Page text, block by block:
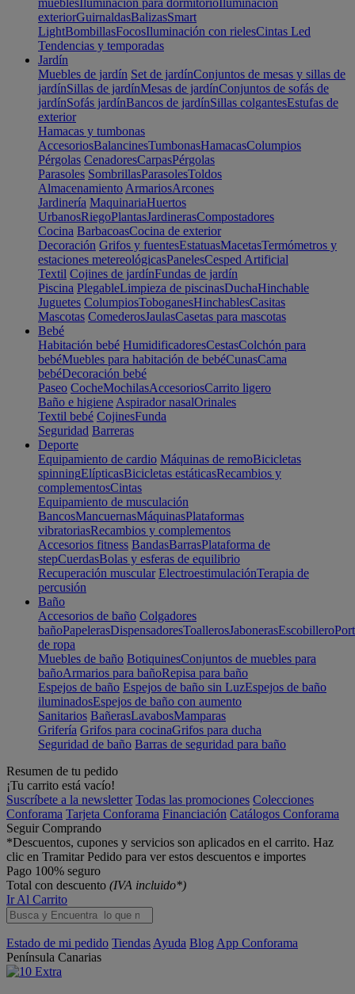
mueblesIluminación para dormitorioIluminación
exteriorGuirnaldasBalizasSmart
LightBombillasFocosIluminación con rielesCintas Led
Tendencias y temporadas
Jardín
Muebles de jardín Set de jardínConjuntos de mesas y sillas de
jardínSillas de jardínMesas de jardínConjuntos de sofás de
jardínSofás jardínBancos de jardínSillas colgantesEstufas de
exterior
Hamacas y tumbonas
AccesoriosBalancinesTumbonasHamacasColumpios
Pérgolas CenadoresCarpasPérgolas
Parasoles SombrillasParasolesToldos
Almacenamiento ArmariosArcones
Jardinería MaquinariaHuertos
UrbanosRiegoPlantasJardinerasCompostadores
Cocina BarbacoasCocina de exterior
Decoración Grifos y fuentesEstatuasMacetasTermómetros y
estaciones metereológicasPanelesCesped Artificial
Textil Cojines de jardínFundas de jardín
Piscina PlegableLimpieza de piscinasDuchaHinchable
Juguetes ColumpiosToboganesHinchablesCasitas
Mascotas ComederosJaulasCasetas para mascotas
Bebé
Habitación bebé HumidificadoresCestasColchón para
bebéMuebles para habitación de bebéCunasCama
bebéDecoración bebé
Paseo CocheMochilasAccesoriosCarrito ligero
Baño e higiene Aspirador nasalOrinales
Textil bebé CojinesFunda
Seguridad Barreras
Deporte
Equipamiento de cardio Máquinas de remoBicicletas
spinningElípticasBicicletas estáticasRecambios y
complementosCintas
Equipamiento de musculación
BancosMancuernasMáquinasPlataformas
vibratoriasRecambios y complementos
Accesorios fitness BandasBarrasPlataforma de
stepCuerdasBolas y esferas de equilibrio
Recuperación muscular ElectroestimulaciónTerapia de
percusión
Baño
Accesorios de baño Colgadores
bañoPapelerasDispensadoresToallerosJabonerasEscobillero
de ropa
Muebles de baño BotiquinesConjuntos de muebles para
bañoArmarios para bañoRepisa para baño
Espejos de baño Espejos de baño sin LuzEspejos de baño
iluminadosEspejos de baño con aumento
Sanitarios BañerasLavabosMamparas
Grifería Grifos para cocinaGrifos para ducha
Seguridad de baño Barras de seguridad para baño
Resumen de tu pedido
¡Tu carrito está vacío!
Suscríbete a la newsletter Todas las promociones Colecciones
Conforama Tarjeta Conforama Financiación Catálogos Conforama
Seguir Comprando
*Descuentos, cupones y servicios son aplicados en el carrito. Haz
clic en Tramitar Pedido para ver estos descuentos e importes
Pago 100% seguro
Total con descuento (IVA incluido*)
Ir Al Carrito
Estado de mi pedido Tiendas Ayuda Blog App Conforama
Península Canarias